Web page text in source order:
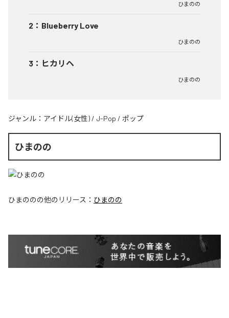
ひまのの
2 ： Blueberry Love
ひまのの
3 ： ヒカリヘ
ひまのの
ジャンル： アイドル(女性) / J-Pop / ポップ
ひまのの
ひまののの他のリリース： ひまのの